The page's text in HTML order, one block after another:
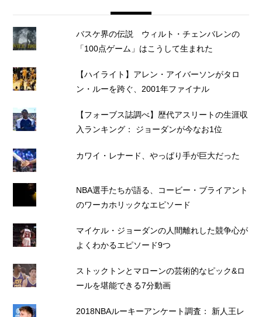
バスケ界の伝説 ウィルト・チェンバレンの
「100点ゲーム」はこうして生まれた
【ハイライト】アレン・アイバーソンがタロ
ン・ルーを跨ぐ、2001年ファイナル
【フォーブス誌調べ】歴代アスリートの生涯収
入ランキング： ジョーダンが今なお1位
カワイ・レナード、やっぱり手が巨大だった
NBA選手たちが語る、コービー・ブライアント
のワーカホリックなエピソード
マイケル・ジョーダンの人間離れした競争心が
よくわかるエピソード9つ
ストックトンとマローンの芸術的なピック&ロ
ールを堪能できる7分動画
2018NBAルーキーアンケート調査： 新人王レ